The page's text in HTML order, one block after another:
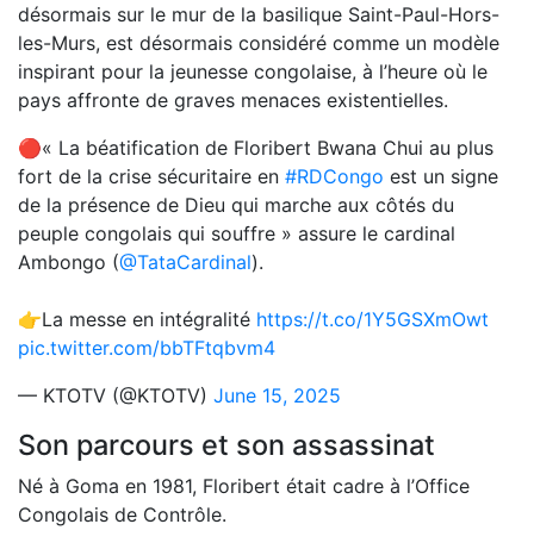
désormais sur le mur de la basilique Saint-Paul-Hors-
les-Murs, est désormais considéré comme un modèle
inspirant pour la jeunesse congolaise, à l’heure où le
pays affronte de graves menaces existentielles.
🔴« La béatification de Floribert Bwana Chui au plus
fort de la crise sécuritaire en #RDCongo est un signe
de la présence de Dieu qui marche aux côtés du
peuple congolais qui souffre » assure le cardinal
Ambongo (@TataCardinal).
👉La messe en intégralité https://t.co/1Y5GSXmOwt
pic.twitter.com/bbTFtqbvm4
— KTOTV (@KTOTV) June 15, 2025
Son parcours et son assassinat
Né à Goma en 1981, Floribert était cadre à l’Office
Congolais de Contrôle.